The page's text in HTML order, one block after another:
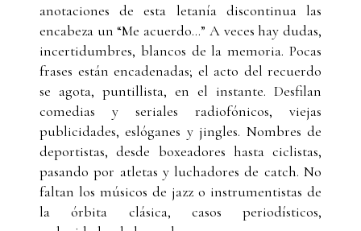
anotaciones de esta letanía discontinua las
encabeza un “Me acuerdo...” A veces hay dudas,
incertidumbres, blancos de la memoria. Pocas
frases están encadenadas; el acto del recuerdo
se agota, puntillista, en el instante. Desfilan
comedias y seriales radiofónicos, viejas
publicidades, eslóganes y jingles. Nombres de
deportistas, desde boxeadores hasta ciclistas,
pasando por atletas y luchadores de catch. No
faltan los músicos de jazz o instrumentistas de
la órbita clásica, casos periodísticos,